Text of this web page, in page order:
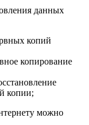
данных
копий
копирование
копии;
можно